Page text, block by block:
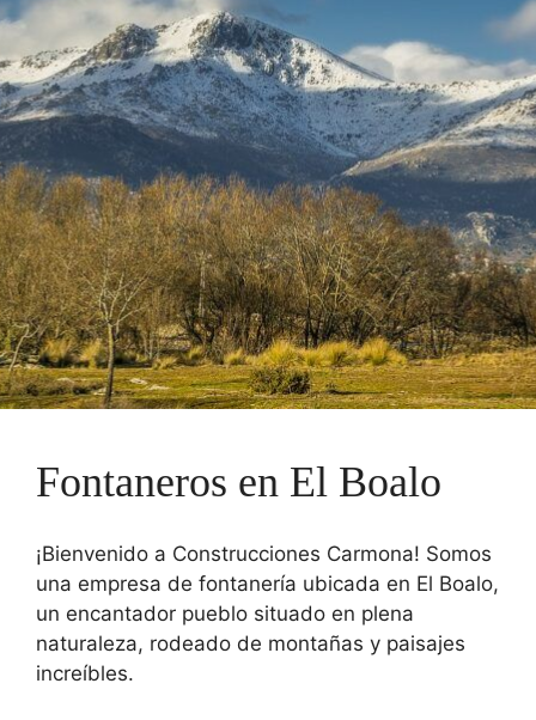
Fontaneros en El Boalo
¡Bienvenido a Construcciones Carmona! Somos
una empresa de fontanería ubicada en El Boalo,
un encantador pueblo situado en plena
naturaleza, rodeado de montañas y paisajes
increíbles.